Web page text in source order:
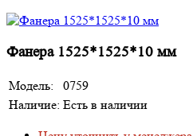
Фанера 1525*1525*10 мм
Модель:
0759
Наличие: Есть в наличии